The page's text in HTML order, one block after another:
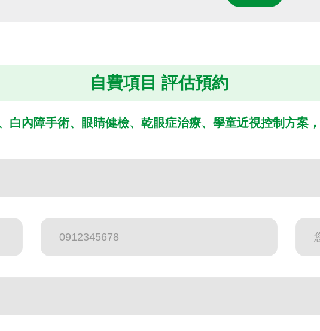
自費項目 評估預約
白內障手術、眼睛健檢、 乾眼症治療、學童近視控制方案，